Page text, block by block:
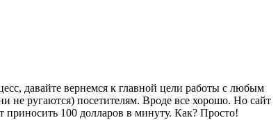
давайте вернемся к главной цели работы с любым
не ругаются) посетителям. Вроде все хорошо. Но сайт
100 долларов в минуту. Как? Просто!